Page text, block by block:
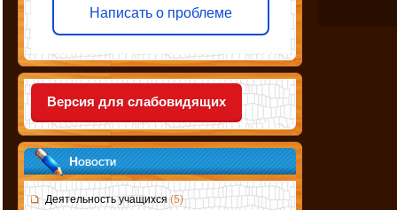
Написать о проблеме
Версия для слабовидящих
Новости
Деятельность учащихся(5)